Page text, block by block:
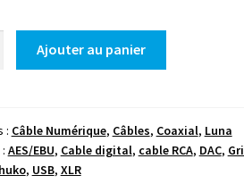
Ajouter au panier
: Câble Numérique, Câbles, Coaxial, Luna
AES/EBU, Cable digital, cable RCA, DAC,
, USB, XLR